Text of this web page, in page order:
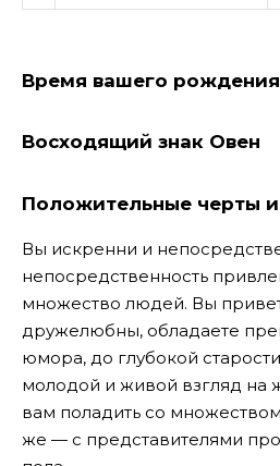
Время вашего рождения
Восходящий знак Овен
Положительные черты
Вы искренни и
непосредственность
множество людей. Вы
дружелюбны, обладаете
юмора, до глубокой
молодой и живой взгляд на
вам поладить со
же — с представителями